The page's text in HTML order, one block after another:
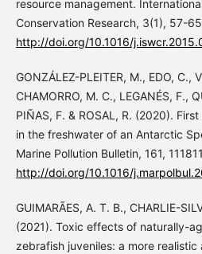
resource management.
Conservation Research, 3(1), 57-
http://doi.org/10.1016/
GONZÁLEZ-PLEITER, M., EDO, C.,
CHAMORRO, M. C., LEGANÉS, F.,
PIÑAS, F. & ROSAL, R. (2020).
in the freshwater of an Antarctic
Marine Pollution Bulletin, 161,
http://doi.org/10.1016/
GUIMARÃES, A. T. B., CHARLIE-
(2021). Toxic effects of naturally-
zebrafish juveniles: a more